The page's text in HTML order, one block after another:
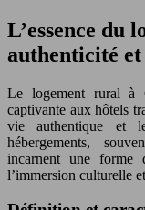
L’essence du
authenticité
Le logement rural à
captivante aux hôtels
vie authentique et
hébergements,
incarnent une forme
l’immersion culturelle